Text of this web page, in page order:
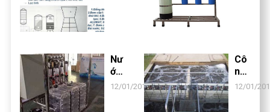
ầm
Tin
h
Khi
Nư
ớc
siê
12/01/2017
Cô
ng
ng
12/01/